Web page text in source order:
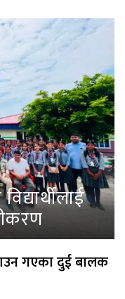
गएका दुई बालक